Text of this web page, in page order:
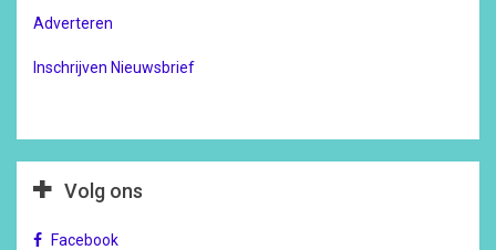
Adverteren
Inschrijven Nieuwsbrief
Volg ons
Facebook